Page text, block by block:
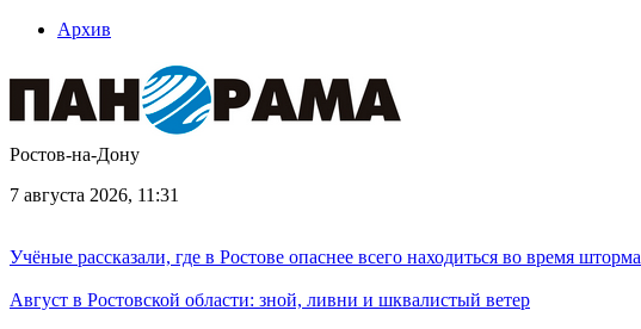
Архив
Ростов-на-Дону
7 августа 2026, 11:31
Учёные рассказали, где в Ростове опаснее всего находиться во время шторма
Август в Ростовской области: зной, ливни и шквалистый ветер